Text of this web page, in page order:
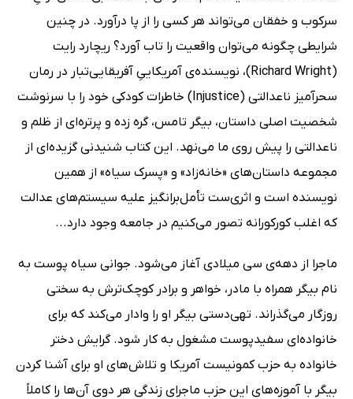
سرکوب و خفقان می‌تواند هر کسی را از پا درآورد. در چنین
شرایطی چگونه می‌توان واقعیت را تاب آورد؟ ریچارد رایت
(Richard Wright)،‌ نویسنده‌ی آمریکاییِ آفریقایی‌تبار در رمان
سحرآمیز ناعدالتی (Injustice) خاطرات کودکی خود را با سرنوشت
شخصیت اصلی داستان، بیگر تامس، گره زده و پرتره‌ای از ظلم و
ناعدالتی را پیش روی ما می‌نهد. این کتاب شنیدنی گزیده‌ای از
مجموعه داستان‌های «خانه‌زاد» و «پسرک سیاه» از همین
نویسنده است و اثری‌ست تأمل‌برانگیز علیه سیستم‌های عدالت
که اغلب کورکورانه تصور می‌کنیم در جامعه وجود دارد...
ماجرا از دهه‌ی سی میلادی‌ آغاز می‌شود. جوانی سیاه پوست به
نام بیگر همراه با مادر، خواهر و برادر کوچک‌ترش به سختی
روزگار می‌گذراند. تهی‌دستی بیگر او را وادار می‌کند که برای
خانواده‌ای سفیدپوست مشغول به کار شود. گرایش دختر
خانواده به حزب کمونیست آمریکا و تلاش‌های او برای آشنا کردن
بیگر با آموزه‌های این حزب ماجرای زندگی هر دوی آن‌ها را کاملاً